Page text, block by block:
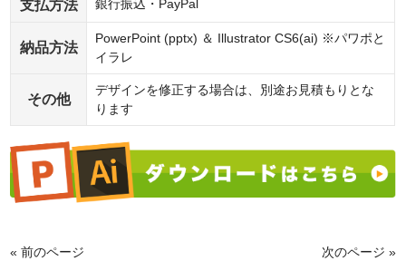
支払方法 銀行振込・PayPal
納品方法
PowerPoint (pptx) ＆ Illustrator CS6(ai) ※パワポと
イラレ
その他
デザインを修正する場合は、別途お見積もりとな
ります
« 前のページ 次のページ »